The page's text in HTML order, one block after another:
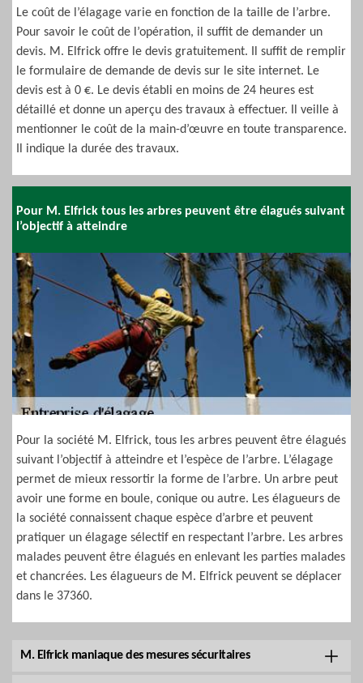
Le coût de l’élagage varie en fonction de la taille de l’arbre.
Pour savoir le coût de l’opération, il suffit de demander un
devis. M. Elfrick offre le devis gratuitement. Il suffit de remplir
le formulaire de demande de devis sur le site internet. Le
devis est à 0 €. Le devis établi en moins de 24 heures est
détaillé et donne un aperçu des travaux à effectuer. Il veille à
mentionner le coût de la main-d’œuvre en toute transparence.
Il indique la durée des travaux.
Pour M. Elfrick tous les arbres peuvent être élagués suivant
l’objectif à atteindre
Pour la société M. Elfrick, tous les arbres peuvent être élagués
suivant l’objectif à atteindre et l’espèce de l’arbre. L’élagage
permet de mieux ressortir la forme de l’arbre. Un arbre peut
avoir une forme en boule, conique ou autre. Les élagueurs de
la société connaissent chaque espèce d’arbre et peuvent
pratiquer un élagage sélectif en respectant l’arbre. Les arbres
malades peuvent être élagués en enlevant les parties malades
et chancrées. Les élagueurs de M. Elfrick peuvent se déplacer
dans le 37360.
M. Elfrick maniaque des mesures sécuritaires